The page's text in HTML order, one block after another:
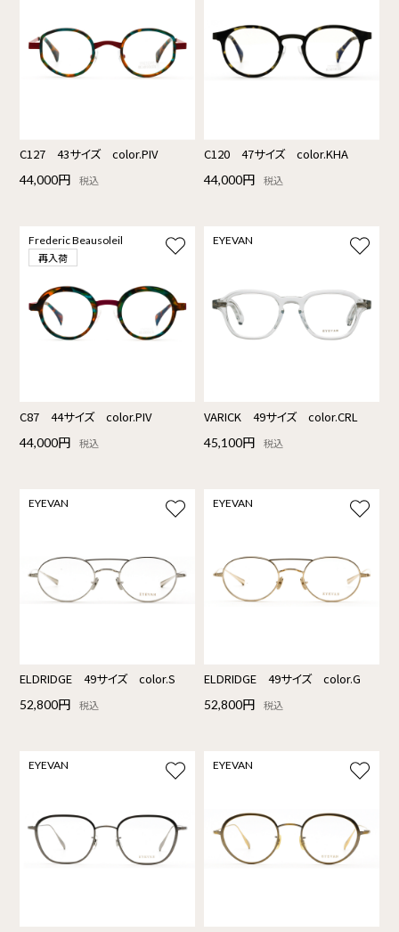
C127 43サイズ color.PIV
44,000円 税込
C120 47サイズ color.KHA
44,000円 税込
Frederic Beausoleil
再入荷
C87 44サイズ color.PIV
44,000円 税込
EYEVAN
VARICK 49サイズ color.CRL
45,100円 税込
EYEVAN
ELDRIDGE 49サイズ color.S
52,800円 税込
EYEVAN
ELDRIDGE 49サイズ color.G
52,800円 税込
EYEVAN EYEVAN